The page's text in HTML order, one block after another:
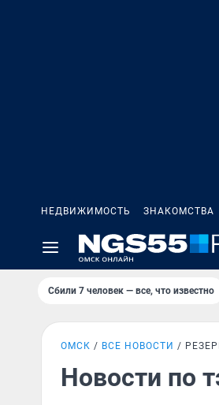
НЕДВИЖИМОСТЬ ЗНАКОМСТВА
Сбили 7 человек — все, что известно
ОМСК ВСЕ НОВОСТИ
Новости по